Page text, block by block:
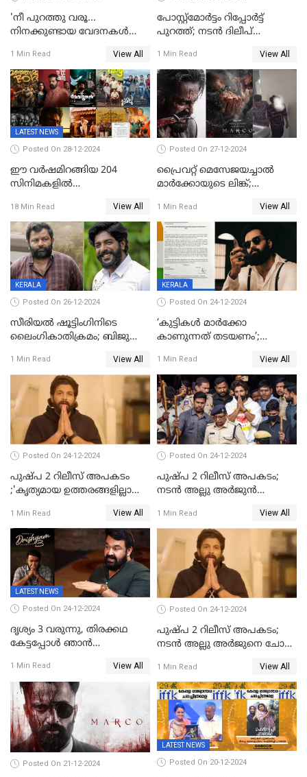
'നീ പുറത്തു വരൂ...
നിനക്കുണ്ടായ വേദനകള്‍
'കരയേണ്ടതും ഒറ്റപ്പെടേണ്ടതും
വേട്ടക്കാരനാണ്, വേദനകള്‍
സധൈര്യം പറയു;
പെണ്‍കുട്ടിയോട് റിനി ആര്‍
ജോര്‍ജ്
1 Min Read View All
പോസ്റ്റ്‌മോര്‍ട്ടം റിപ്പോര്‍ട്ട്
പുറത്ത്; നടൻ ദിലീപ്
ആന്തരിക രക്തസ്രാവം
1 Min Read View All
LATEST NEWS
Posted On 28-12-2024
ഈ വർഷമിറങ്ങിയ 204
സിനിമകളിൽ
ചിത്രങ്ങൾ; 2024ൽ സിനിമാ
വ്യവസായത്തിന് നഷ്ടം 700
കോടി; അഭിനേതാക്കൾ
പ്രതിഫലം കുറയ്ക്കണമെന്നും
നിർമാതാക്കളുടെ സംഘടന
18 Min Read View All
Posted On 27-12-2024
പ്രൈവറ്റ് മെസേജയച്ചാല്‍
മാർക്കോയുടെ ലിങ്ക്;
സ്വദേശി അറസ്റ്റില്‍
1 Min Read View All
KERALA
Posted On 26-12-2024
സീരിയല്‍ ഷൂട്ടിംഗിനിടെ
ലൈംഗികാതിക്രമം; ബിജു
ശ്രീകുമാറിനുമെതിരെ കേസ്
1 Min Read View All
KERALA
Posted On 24-12-2024
‘കുട്ടികൾ മാർക്കോ
കാണുന്നത് തടയണം’;
മാതാപിതാക്കൾക്കൊപ്പം
കുട്ടികളുമെത്തുന്നു;
മുഖ്യമന്ത്രിക്ക് പരാതി നൽകി
കെപിസിസി അംഗം
1 Min Read View All
Posted On 24-12-2024
പുഷ്‌പ 2 റിലീസ് അപകടം
;'കൃത്യമായ ഉത്തരങ്ങളില്ലാതെ
1 Min Read View All
Posted On 24-12-2024
പുഷ്പ 2 റിലീസ് അപകടം;
നടന്‍ അല്ലു അര്‍ജുൻ
മുന്നിൽ ഹാജരായി
1 Min Read View All
LATEST NEWS
Posted On 24-12-2024
ദൃശ്യം 3 വരുന്നു, തിരക്കഥ
കേട്ടപ്പോള്‍ ഞാന്‍
സ്ഥിരീകരിച്ച് മോഹൻലാൽ
1 Min Read View All
Posted On 24-12-2024
പുഷ്പ 2 റിലീസ് അപകടം;
നടന്‍ അല്ലു അര്‍ജുനെ ചോദ്യം
1 Min Read View All
Posted On 21-12-2024
LATEST NEWS
Posted On 20-12-2024